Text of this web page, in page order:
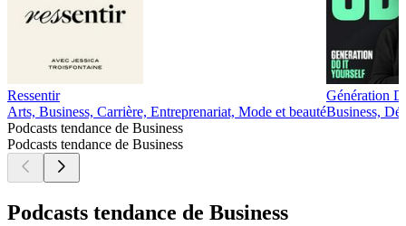
Ressentir
Arts, Business, Carrière, Entreprenariat, Mode et beauté
Génération
Business,
Podcasts tendance de Business
Podcasts tendance de Business
Podcasts tendance de Business